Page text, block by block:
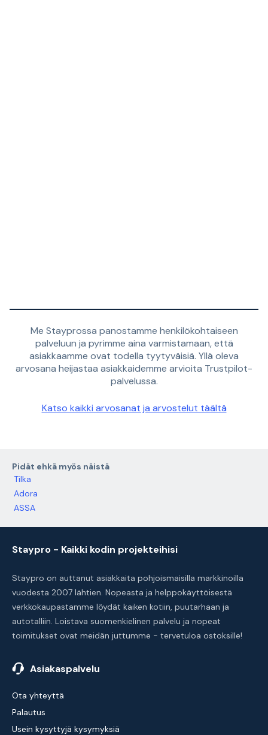
Me Stayprossa panostamme henkilökohtaiseen
palveluun ja pyrimme aina varmistamaan, että
asiakkaamme ovat todella tyytyväisiä. Yllä oleva
arvosana heijastaa asiakkaidemme arvioita Trustpilot-
palvelussa.
Katso kaikki arvosanat ja arvostelut täältä
Pidät ehkä myös näistä
Tilka
Adora
ASSA
Staypro - Kaikki kodin projekteihisi
Staypro on auttanut asiakkaita pohjoismaisilla markkinoilla
vuodesta 2007 lähtien. Nopeasta ja helppokäyttöisestä
verkkokaupastamme löydät kaiken kotiin, puutarhaan ja
autotalliin. Loistava suomenkielinen palvelu ja nopeat
toimitukset ovat meidän juttumme - tervetuloa ostoksille!
Asiakaspalvelu
Ota yhteyttä
Palautus
Usein kysyttyjä kysymyksiä